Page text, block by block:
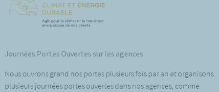
Journées Portes Ouvertes sur les agences
Nous ouvrons grand nos portes plusieurs fois par an et organisons
plusieurs journées portes ouvertes dans nos agences, comme